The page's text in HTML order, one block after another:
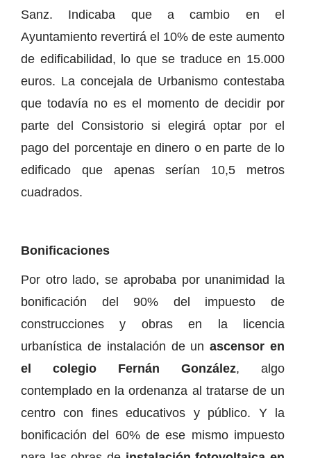
Sanz. Indicaba que a cambio en el
Ayuntamiento revertirá el 10% de este aumento
de edificabilidad, lo que se traduce en 15.000
euros. La concejala de Urbanismo contestaba
que todavía no es el momento de decidir por
parte del Consistorio si elegirá optar por el
pago del porcentaje en dinero o en parte de lo
edificado que apenas serían 10,5 metros
cuadrados.
Bonificaciones
Por otro lado, se aprobaba por unanimidad la
bonificación del 90% del impuesto de
construcciones y obras en la licencia
urbanística de instalación de un ascensor en
el colegio Fernán González, algo
contemplado en la ordenanza al tratarse de un
centro con fines educativos y público. Y la
bonificación del 60% de ese mismo impuesto